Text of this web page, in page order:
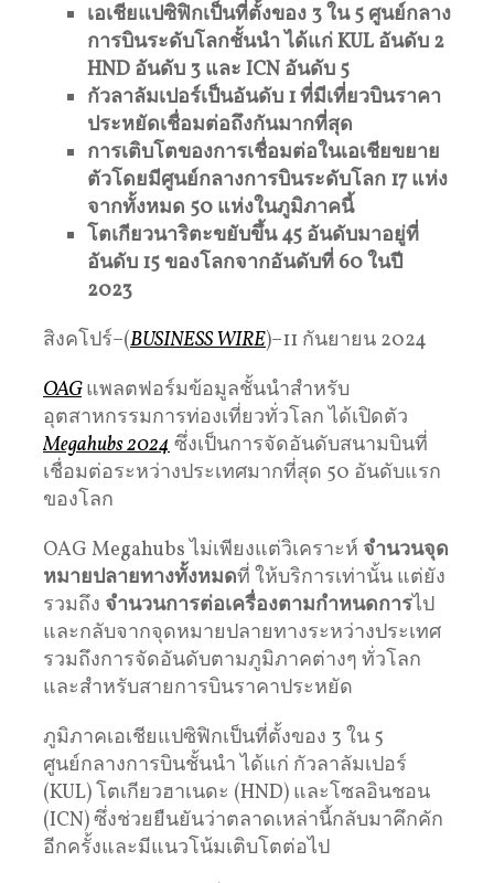
เอเชียแปซิฟิกเป็นที่ตั้งของ 3 ใน 5 ศูนย์กลาง
การบินระดับโลกชั้นนำ ได้แก่ KUL อันดับ 2
HND อันดับ 3 และ ICN อันดับ 5
กัวลาลัมเปอร์เป็นอันดับ 1 ที่มีเที่ยวบินราคา
ประหยัดเชื่อมต่อถึงกันมากที่สุด
การเติบโตของการเชื่อมต่อในเอเชียขยาย
ตัวโดยมีศูนย์กลางการบินระดับโลก 17 แห่ง
จากทั้งหมด 50 แห่งในภูมิภาคนี้
โตเกียวนาริตะขยับขึ้น 45 อันดับมาอยู่ที่
อันดับ 15 ของโลกจากอันดับที่ 60 ในปี
2023
สิงคโปร์–(BUSINESS WIRE)–11 กันยายน 2024
OAGแพลตฟอร์มข้อมูลชั้นนําสําหรับ
อุตสาหกรรมการท่องเที่ยวทั่วโลก ได้เปิดตัว
Megahubs 2024ซึ่งเป็นการจัดอันดับสนามบินที่
เชื่อมต่อระหว่างประเทศมากที่สุด 50 อันดับแรก
ของโลก
OAG Megahubs ไม่เพียงแต่วิเคราะห์ จํานวนจุด
หมายปลายทางทั้งหมดที่ ให้บริการเท่านั้น แต่ยัง
รวมถึง จํานวนการต่อเครื่องตามกําหนดการไป
และกลับจากจุดหมายปลายทางระหว่างประเทศ
รวมถึงการจัดอันดับตามภูมิภาคต่างๆ ทั่วโลก
และสําหรับสายการบินราคาประหยัด
ภูมิภาคเอเชียแปซิฟิกเป็นที่ตั้งของ 3 ใน 5
ศูนย์กลางการบินชั้นนํา ได้แก่ กัวลาลัมเปอร์
(KUL) โตเกียวฮาเนดะ (HND) และโซลอินชอน
(ICN) ซึ่งช่วยยืนยันว่าตลาดเหล่านี้กลับมาคึกคัก
อีกครั้งและมีแนวโน้มเติบโตต่อไป